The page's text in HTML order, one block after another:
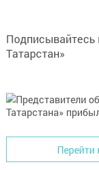
Подписывайтесь
Татарстан»
Перейти